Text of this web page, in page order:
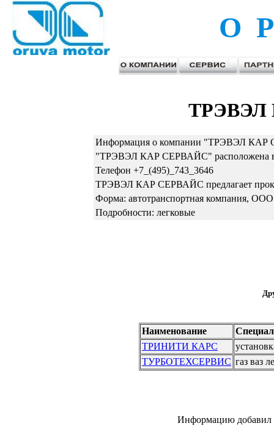
О
ТРЭВЭЛ
Информация о компании "ТРЭВЭЛ КАР
"ТРЭВЭЛ КАР СЕРВАЙС" расположена в
Телефон +7_(495)_743_3646
ТРЭВЭЛ КАР СЕРВАЙС предлагает
Форма: автотранспортная компания, ООО
Подробности: легковые
Наименование
ТРИНИТИ КАРС
ТУРБОТЕХСЕРВИС газ ваз
Информацию добавил